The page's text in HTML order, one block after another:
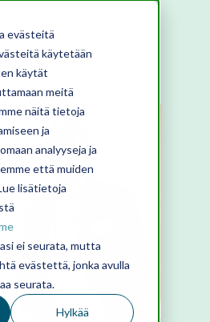
evästeitä
käytetään
käytät
meitä
näitä tietoja
ja
analyyseja ja
että muiden
lisätietoja
ei seurata, mutta
evästettä, jonka avulla
seurata.
Hylkää